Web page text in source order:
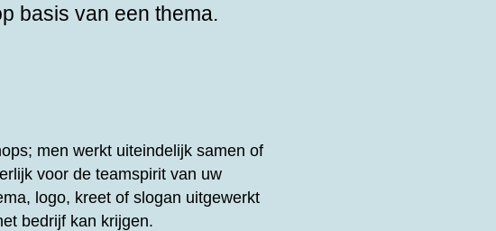
basis van een thema.
men werkt uiteindelijk samen of
voor de teamspirit van uw
logo, kreet of slogan uitgewerkt
bedrijf kan krijgen.